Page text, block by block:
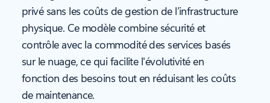
privé sans les coûts de gestion de l’infrastructure
physique. Ce modèle combine sécurité et
contrôle avec la commodité des services basés
sur le nuage, ce qui facilite l'évolutivité en
fonction des besoins tout en réduisant les coûts
de maintenance.